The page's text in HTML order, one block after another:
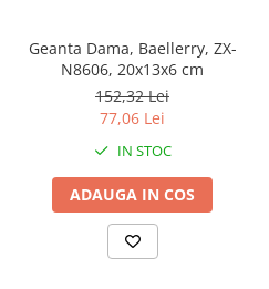
Geanta Dama, Baellerry, ZX-
N8606, 20x13x6 cm
152,32 Lei
77,06 Lei
IN STOC
ADAUGA IN COS